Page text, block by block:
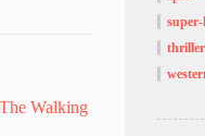
Walking
super-
thriller